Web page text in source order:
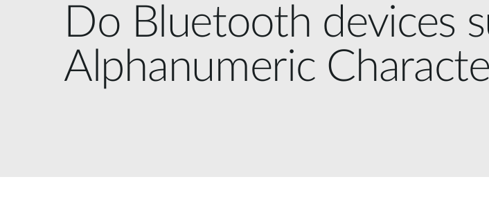
Do Bluetooth devices
Alphanumeric